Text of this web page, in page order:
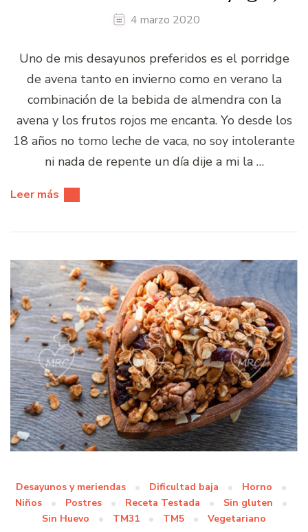
4 marzo 2020
Uno de mis desayunos preferidos es el porridge
de avena tanto en invierno como en verano la
combinación de la bebida de almendra con la
avena y los frutos rojos me encanta. Yo desde los
18 años no tomo leche de vaca, no soy intolerante
ni nada de repente un día dije a mi la …
Leer más
Desayunos y meriendas Dificultad baja
Horno
Niños
Postres Receta Testada
Sin gluten
Sin Huevo
TM31 TM5 Vegetariano